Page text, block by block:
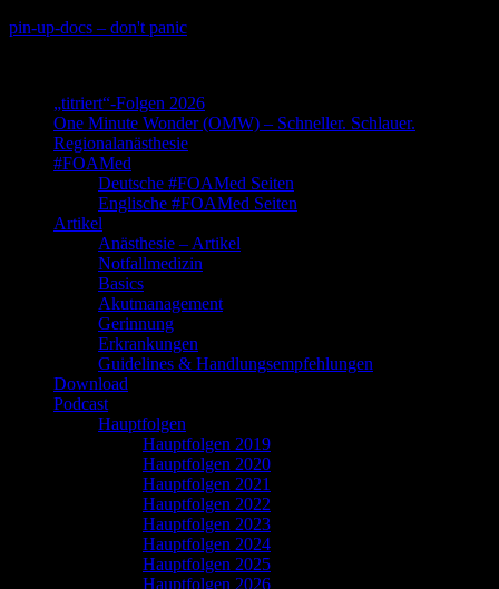
Skip
pin-up-docs – don't panic
„titriert“-Folgen 2026
One Minute Wonder (OMW) – Schneller. Schlauer.
Regionalanästhesie
#FOAMed
Deutsche #FOAMed Seiten
Englische #FOAMed Seiten
Artikel
Anästhesie – Artikel
Notfallmedizin
Basics
Akutmanagement
Gerinnung
Erkrankungen
Guidelines & Handlungsempfehlungen
Download
Podcast
Hauptfolgen
Hauptfolgen 2019
Hauptfolgen 2020
Hauptfolgen 2021
Hauptfolgen 2022
Hauptfolgen 2023
Hauptfolgen 2024
Hauptfolgen 2025
Hauptfolgen 2026